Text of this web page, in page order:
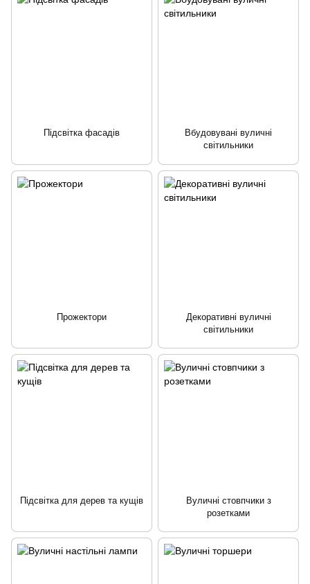
Підсвітка фасадів
Вбудовувані вуличні
світильники
Прожектори
Декоративні вуличні
світильники
Підсвітка для дерев та кущів
Вуличні стовпчики з
розетками